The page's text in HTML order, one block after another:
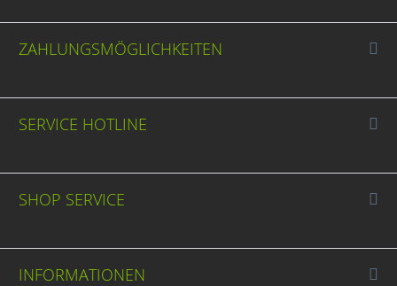
ZAHLUNGSMÖGLICHKEITEN
SERVICE HOTLINE
SHOP SERVICE
INFORMATIONEN